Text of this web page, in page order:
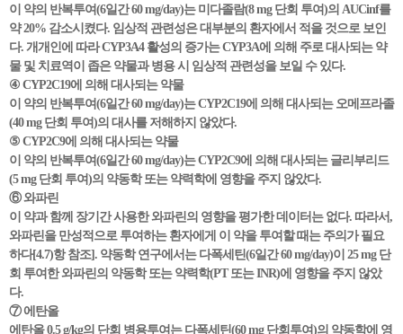
이 약의 반복투여(6일간 60 mg/day)는 미다졸람(8 mg 단회 투여)의 AUCinf를
약 20% 감소시켰다. 임상적 관련성은 대부분의 환자에서 적을 것으로 보인
다. 개개인에 따라 CYP3A4 활성의 증가는 CYP3A에 의해 주로 대사되는 약
물 및 치료역이 좁은 약물과 병용 시 임상적 관련성을 보일 수 있다.
④ CYP2C19에 의해 대사되는 약물
이 약의 반복투여(6일간 60 mg/day)는 CYP2C19에 의해 대사되는 오메프라졸
(40 mg 단회 투여)의 대사를 저해하지 않았다.
⑤ CYP2C9에 의해 대사되는 약물
이 약의 반복투여(6일간 60 mg/day)는 CYP2C9에 의해 대사되는 글리부리드
(5 mg 단회 투여)의 약동학 또는 약력학에 영향을 주지 않았다.
⑥ 와파린
이 약과 함께 장기간 사용한 와파린의 영향을 평가한 데이터는 없다. 따라서,
와파린을 만성적으로 투여하는 환자에게 이 약을 투여할 때는 주의가 필요
하다[4.7)항 참조]. 약동학 연구에서는 다폭세틴(6일간 60 mg/day)이 25 mg 단
회 투여한 와파린의 약동학 또는 약력학(PT 또는 INR)에 영향을 주지 않았
다.
⑦ 에탄올
에탄올 0.5 g/kg의 단회 병용투여는 다폭세틴(60 mg 단회투여)의 약동학에 영